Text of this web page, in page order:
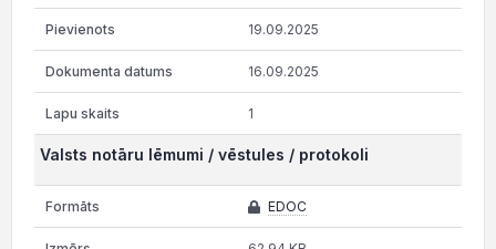
19.09.2025
16.09.2025
1
Valsts notāru lēmumi / vēstules / protokoli
EDOC